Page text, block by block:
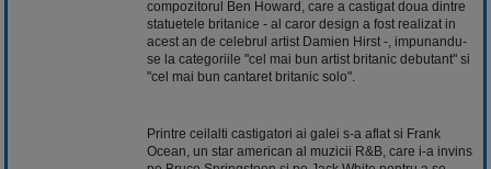
compozitorul Ben Howard, care a castigat doua dintre
statuetele britanice - al caror design a fost realizat in
acest an de celebrul artist Damien Hirst -, impunandu-
se la categoriile "cel mai bun artist britanic debutant" si
"cel mai bun cantaret britanic solo".
Printre ceilalti castigatori ai galei s-a aflat si Frank
Ocean, un star american al muzicii R&B, care i-a invins